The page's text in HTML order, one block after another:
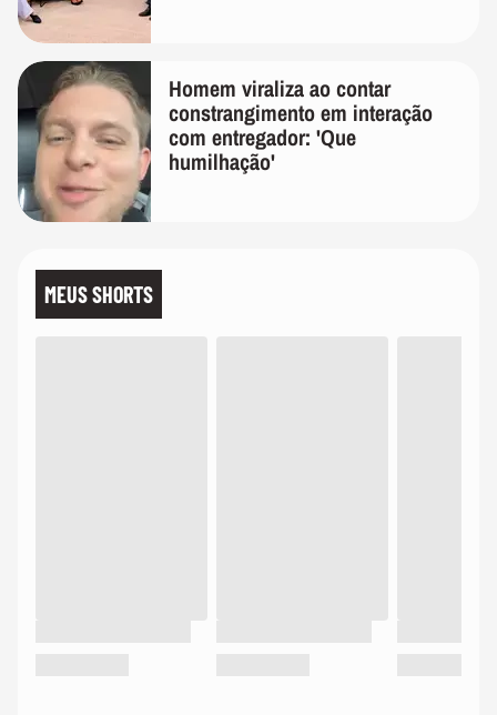
Homem viraliza ao contar
constrangimento em interação
com entregador: 'Que
humilhação'
MEUS SHORTS